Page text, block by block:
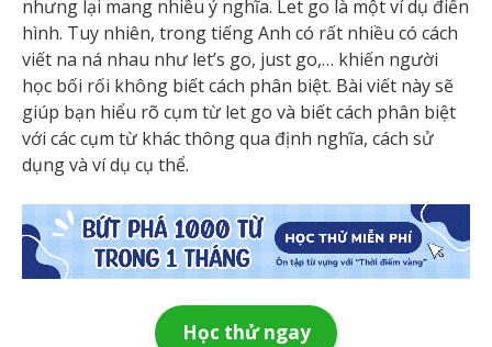
nhưng lại mang nhiều ý nghĩa. Let go là một ví dụ điển
hình. Tuy nhiên, trong tiếng Anh có rất nhiều có cách
viết na ná nhau như let’s go, just go,… khiến người
học bối rối không biết cách phân biệt. Bài viết này sẽ
giúp bạn hiểu rõ cụm từ let go và biết cách phân biệt
với các cụm từ khác thông qua định nghĩa, cách sử
dụng và ví dụ cụ thể.
Học thử ngay